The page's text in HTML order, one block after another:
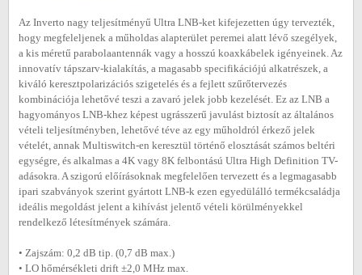
Az Inverto nagy teljesítményű Ultra LNB-ket kifejezetten úgy tervezték,
hogy megfeleljenek a műholdas alapterület peremei alatt lévő szegélyek,
a kis méretű parabolaantennák vagy a hosszú koaxkábelek igényeinek. Az
innovatív tápszarv-kialakítás, a magasabb specifikációjú alkatrészek, a
kiváló keresztpolarizációs szigetelés és a fejlett szűrőtervezés
kombinációja lehetővé teszi a zavaró jelek jobb kezelését. Ez az LNB a
hagyományos LNB-khez képest ugrásszerű javulást biztosít az általános
vételi teljesítményben, lehetővé téve az egy műholdról érkező jelek
vételét, annak Multiswitch-en keresztül történő elosztását számos beltéri
egységre, és alkalmas a 4K vagy 8K felbontású Ultra High Definition TV-
adásokra. A szigorú előírásoknak megfelelően tervezett és a legmagasabb
ipari szabványok szerint gyártott LNB-k ezen egyedülálló termékcsaládja
ideális megoldást jelent a kihívást jelentő vételi körülményekkel
rendelkező létesítmények számára.
• Zajszám: 0,2 dB tip. (0,7 dB max.)
• LO hőmérsékleti drift ±2,0 MHz max.